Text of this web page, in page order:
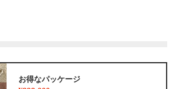
お得なパッケージ